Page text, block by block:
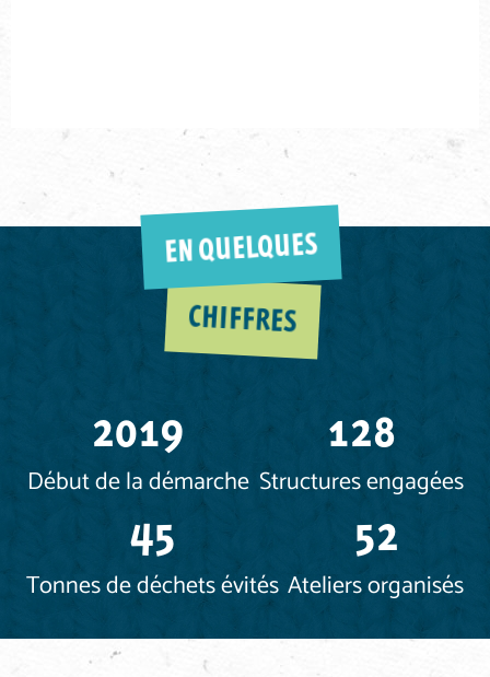
EN QUELQUES
CHIFFRES
Début de la démarche
2019
Structures engagées
128
Tonnes de déchets évités
45
Ateliers organisés
52